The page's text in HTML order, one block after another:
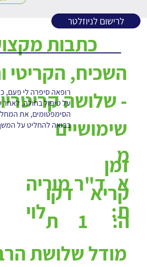
לרישום לניוזלטר
השכיח, הקריטי
- שלושה
שימושיים
רופאה סיפרה לי פעם,
על טיפול בחולה,
הסימפטומים, את
בבואה להחליט על
ד"ר מוריה
לוי
מ
א
ת:
דקו
ת
זמן
קריא
ה:
1
מודל שלושת
כתבות